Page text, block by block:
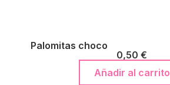
Palomitas choco
0,50 €
Añadir al carrito